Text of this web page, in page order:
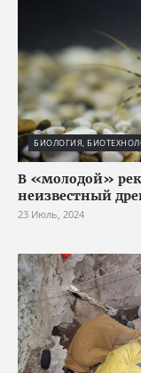
БИОЛОГИЯ,
В «молодой»
неизвестный
23 Июль, 2024